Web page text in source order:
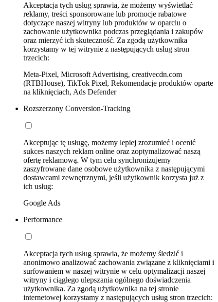
Akceptacja tych usług sprawia, że możemy wyświetlać
reklamy, treści sponsorowane lub promocje rabatowe
dotyczące naszej witryny lub produktów w oparciu o
zachowanie użytkownika podczas przeglądania i zakupów
oraz mierzyć ich skuteczność. Za zgodą użytkownika
korzystamy w tej witrynie z następujących usług stron
trzecich:
Meta-Pixel, Microsoft Advertising, creativecdn.com
(RTBHouse), TikTok Pixel, Rekomendacje produktów oparte
na kliknięciach, Ads Defender
Rozszerzony Conversion-Tracking
Akceptując tę usługę, możemy lepiej zrozumieć i ocenić
sukces naszych reklam online oraz zoptymalizować naszą
ofertę reklamową. W tym celu synchronizujemy
zaszyfrowane dane osobowe użytkownika z następującymi
dostawcami zewnętrznymi, jeśli użytkownik korzysta już z
ich usług:
Google Ads
Performance
Akceptacja tych usług sprawia, że możemy śledzić i
anonimowo analizować zachowania związane z kliknięciami i
surfowaniem w naszej witrynie w celu optymalizacji naszej
witryny i ciągłego ulepszania ogólnego doświadczenia
użytkownika. Za zgodą użytkownika na tej stronie
internetowej korzystamy z następujących usług stron trzecich: